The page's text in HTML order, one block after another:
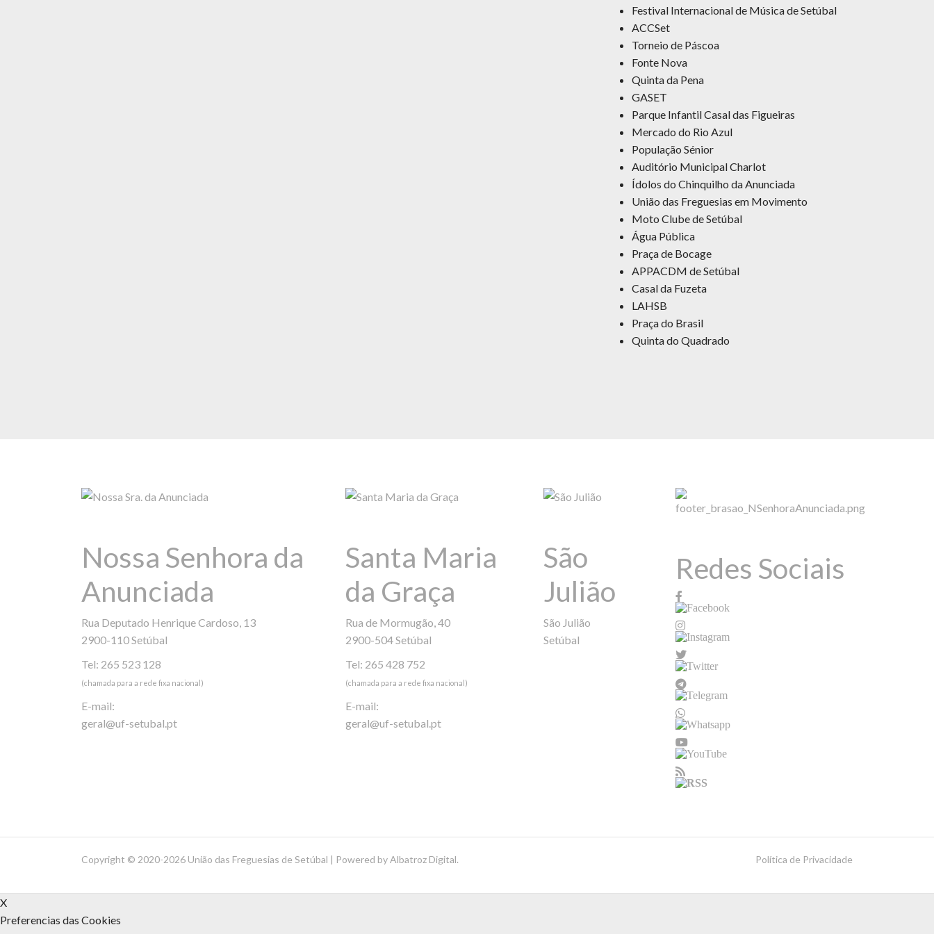
Festival Internacional de Música de Setúbal
ACCSet
Torneio de Páscoa
Fonte Nova
Quinta da Pena
GASET
Parque Infantil Casal das Figueiras
Mercado do Rio Azul
População Sénior
Auditório Municipal Charlot
Ídolos do Chinquilho da Anunciada
União das Freguesias em Movimento
Moto Clube de Setúbal
Água Pública
Praça de Bocage
APPACDM de Setúbal
Casal da Fuzeta
LAHSB
Praça do Brasil
Quinta do Quadrado
Nossa Senhora da
Anunciada
Rua Deputado Henrique Cardoso, 13
2900-110 Setúbal
Tel: 265 523 128
(chamada para a rede fixa nacional)
E-mail:
geral@uf-setubal.pt
Santa Maria
da Graça
Rua de Mormugão, 40
2900-504 Setúbal
Tel: 265 428 752
(chamada para a rede fixa nacional)
E-mail:
geral@uf-setubal.pt
São
Julião
São Julião
Setúbal
Redes Sociais
Copyright © 2020-2026 União das Freguesias de Setúbal | Powered byAlbatroz Digital. Política de Privacidade
X
Preferencias das Cookies